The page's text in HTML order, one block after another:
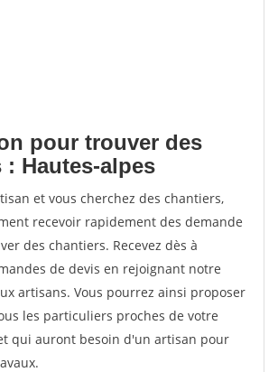
pour trouver des
: Hautes-alpes
et vous cherchez des chantiers,
recevoir rapidement des demande
des chantiers. Recevez dès à
de devis en rejoignant notre
artisans. Vous pourrez ainsi proposer
les particuliers proches de votre
qui auront besoin d'un artisan pour